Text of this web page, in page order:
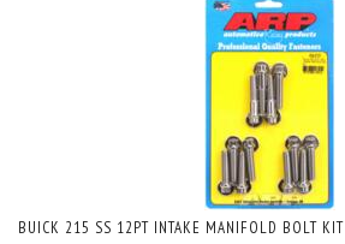
BUICK 215 SS 12PT INTAKE MANIFOLD BOLT KIT